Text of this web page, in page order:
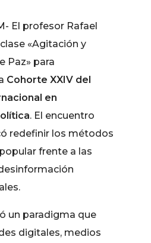
El profesor Rafael
«Agitación y
Paz» para
Cohorte XXIV del
en
. El encuentro
redefinir los métodos
frente a las
un paradigma que
digitales, medios